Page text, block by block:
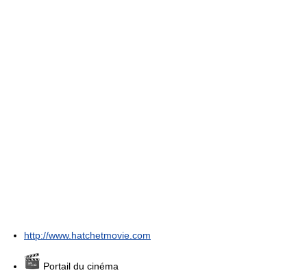
http://www.hatchetmovie.com
Portail du cinéma